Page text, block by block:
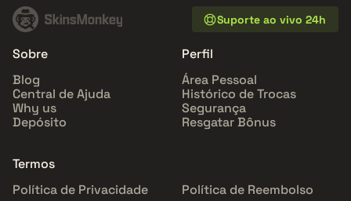
Suporte ao vivo 24h
Sobre
Blog
Central de Ajuda
Why us
Depósito
Perfil
Área Pessoal
Histórico de Trocas
Segurança
Resgatar Bônus
Termos
Política de Privacidade
Política de Reembolso